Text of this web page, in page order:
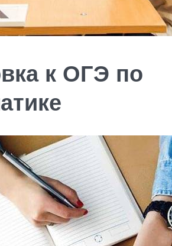
к ОГЭ по